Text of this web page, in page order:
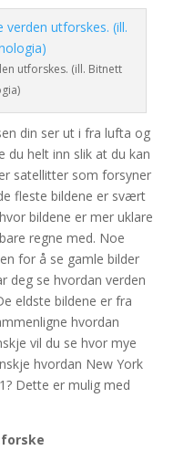
utforskes. (ill. Bitnett
din ser ut i fra lufta og
du helt inn slik at du kan
satellitter som forsyner
fleste bildene er svært
bildene er mer uklare
regne med. Noe
for å se gamle bilder
deg se hvordan verden
eldste bildene er fra
hvordan
vil du se hvor mye
hvordan New York
Dette er mulig med